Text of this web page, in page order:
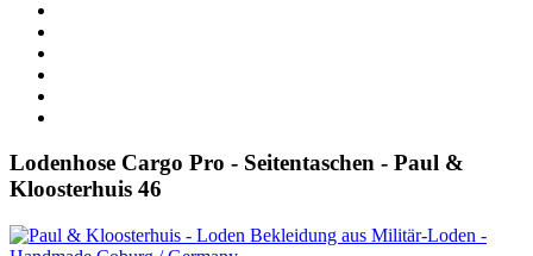
Lodenhose Cargo Pro - Seitentaschen - Paul &
Kloosterhuis 46